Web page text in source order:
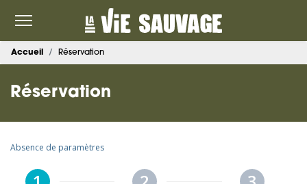
Accueil Réservation
Réservation